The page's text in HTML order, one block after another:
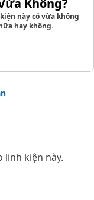
Không?
này có vừa không
hay không.
linh kiện này.